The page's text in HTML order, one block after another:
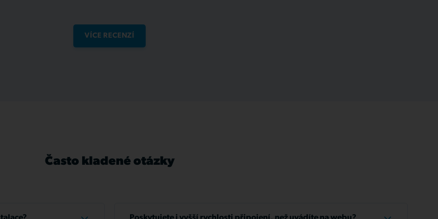
VÍCE RECENZÍ
Často kladené otázky